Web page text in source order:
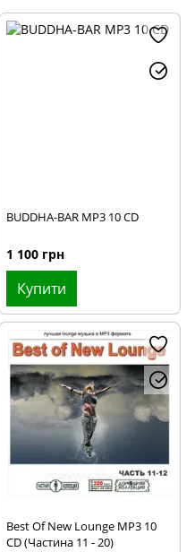
2025
BUDDHA-BAR MP3 10 CD
1 100 грн
Купити
Best Of New Lounge MP3 10
CD (Частина 11 - 20)